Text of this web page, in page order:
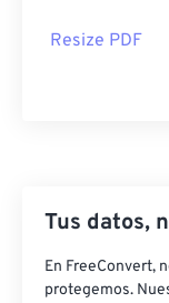
Resize PDF
Tus datos,
En FreeConvert,
protegemos.